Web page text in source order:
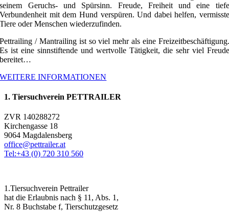
seinem Geruchs- und Spürsinn. Freude, Freiheit und eine tiefe
Verbundenheit mit dem Hund verspüren. Und dabei helfen, vermisste
Tiere oder Menschen wiederzufinden.
Pettrailing / Mantrailing ist so viel mehr als eine Freizeitbeschäftigung.
Es ist eine sinnstiftende und wertvolle Tätigkeit, die sehr viel Freude
bereitet…
WEITERE INFORMATIONEN
1. Tiersuchverein PETTRAILER
ZVR 140288272
Kirchengasse 18
9064 Magdalensberg
office@pettrailer.at
Tel:+43 (0) 720 310 560
1.Tiersuchverein Pettrailer
hat die Erlaubnis nach § 11, Abs. 1,
Nr. 8 Buchstabe f, Tierschutzgesetz